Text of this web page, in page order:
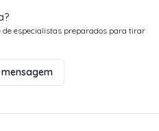
de especialistas preparados para tirar